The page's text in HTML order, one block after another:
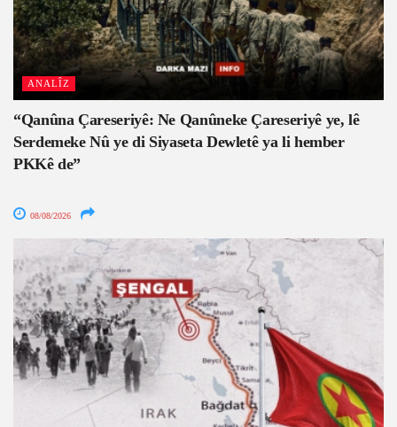
ANALÎZ
“Qanûna Çareseriyê: Ne Qanûneke Çareseriyê ye, lê
Serdemeke Nû ye di Siyaseta Dewletê ya li hember
PKKê de”
08/08/2026